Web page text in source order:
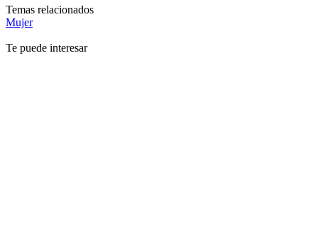
Temas relacionados
Mujer
Te puede interesar